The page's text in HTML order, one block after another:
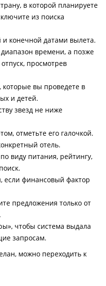
в которой планируете
из поиска
конечной датами вылета.
времени, а позже
просмотрев
которые вы проведете в
и детей.
звезд не ниже
отметьте его галочкой.
отель.
виду питания, рейтингу,
если финансовый фактор
предложения только от
чтобы система выдала
запросам.
можно переходить к